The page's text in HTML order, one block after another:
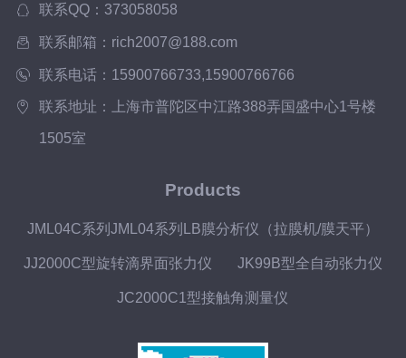
联系QQ：373058058
联系邮箱：rich2007@188.com
联系电话：15900766733,15900766766
联系地址：上海市普陀区中江路388弄国盛中心1号楼
1505室
Products
JML04C系列JML04系列LB膜分析仪（拉膜机/膜天平）
JJ2000C型旋转滴界面张力仪 JK99B型全自动张力仪
JC2000C1型接触角测量仪